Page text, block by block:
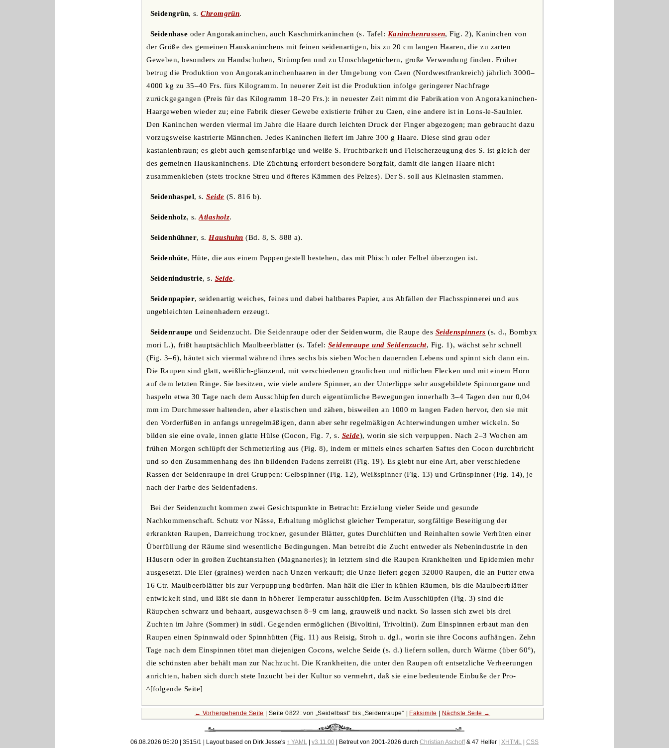
Seidengrün, s.Chromgrün.
Seidenhase oder Angorakaninchen, auch Kaschmirkaninchen (s. Tafel: Kaninchenrassen, Fig. 2), Kaninchen von
der Größe des gemeinen Hauskaninchens mit feinen seidenartigen, bis zu 20 cm langen Haaren, die zu zarten
Geweben, besonders zu Handschuhen, Strümpfen und zu Umschlagetüchern, große Verwendung finden. Früher
betrug die Produktion von Angorakaninchenhaaren in der Umgebung von Caen (Nordwestfrankreich) jährlich 3000‒
4000 kg zu 35‒40 Frs. fürs Kilogramm. In neuerer Zeit ist die Produktion infolge geringerer Nachfrage
zurückgegangen (Preis für das Kilogramm 18‒20 Frs.): in neuester Zeit nimmt die Fabrikation von Angorakaninchen-
Haargeweben wieder zu; eine Fabrik dieser Gewebe existierte früher zu Caen, eine andere ist in Lons-le-Saulnier.
Den Kaninchen werden viermal im Jahre die Haare durch leichten Druck der Finger abgezogen; man gebraucht dazu
vorzugsweise kastrierte Männchen. Jedes Kaninchen liefert im Jahre 300 g Haare. Diese sind grau oder
kastanienbraun; es giebt auch gemsenfarbige und weiße S. Fruchtbarkeit und Fleischerzeugung des S. ist gleich der
des gemeinen Hauskaninchens. Die Züchtung erfordert besondere Sorgfalt, damit die langen Haare nicht
zusammenkleben (stets trockne Streu und öfteres Kämmen des Pelzes). Der S. soll aus Kleinasien stammen.
Seidenhaspel, s.Seide (S. 816 b).
Seidenholz, s.Atlasholz.
Seidenhühner, s.Haushuhn (Bd. 8, S. 888 a).
Seidenhüte, Hüte, die aus einem Pappengestell bestehen, das mit Plüsch oder Felbel überzogen ist.
Seidenindustrie, s. Seide.
Seidenpapier, seidenartig weiches, feines und dabei haltbares Papier, aus Abfällen der Flachsspinnerei und aus
ungebleichten Leinenhadern erzeugt.
Seidenraupe und Seidenzucht. Die Seidenraupe oder der Seidenwurm, die Raupe des Seidenspinners (s. d., Bombyx
mori L.), frißt hauptsächlich Maulbeerblätter (s. Tafel: Seidenraupe und Seidenzucht, Fig. 1), wächst sehr schnell
(Fig. 3‒6), häutet sich viermal während ihres sechs bis sieben Wochen dauernden Lebens und spinnt sich dann ein.
Die Raupen sind glatt, weißlich-glänzend, mit verschiedenen graulichen und rötlichen Flecken und mit einem Horn
auf dem letzten Ringe. Sie besitzen, wie viele andere Spinner, an der Unterlippe sehr ausgebildete Spinnorgane und
haspeln etwa 30 Tage nach dem Ausschlüpfen durch eigentümliche Bewegungen innerhalb 3‒4 Tagen den nur 0,04
mm im Durchmesser haltenden, aber elastischen und zähen, bisweilen an 1000 m langen Faden hervor, den sie mit
den Vorderfüßen in anfangs unregelmäßigen, dann aber sehr regelmäßigen Achterwindungen umher wickeln. So
bilden sie eine ovale, innen glatte Hülse (Cocon, Fig. 7, s. Seide), worin sie sich verpuppen. Nach 2‒3 Wochen am
frühen Morgen schlüpft der Schmetterling aus (Fig. 8), indem er mittels eines scharfen Saftes den Cocon durchbricht
und so den Zusammenhang des ihn bildenden Fadens zerreißt (Fig. 19). Es giebt nur eine Art, aber verschiedene
Rassen der Seidenraupe in drei Gruppen: Gelbspinner (Fig. 12), Weißspinner (Fig. 13) und Grünspinner (Fig. 14), je
nach der Farbe des Seidenfadens.
Bei der Seidenzucht kommen zwei Gesichtspunkte in Betracht: Erzielung vieler Seide und gesunde
Nachkommenschaft. Schutz vor Nässe, Erhaltung möglichst gleicher Temperatur, sorgfältige Beseitigung der
erkrankten Raupen, Darreichung trockner, gesunder Blätter, gutes Durchlüften und Reinhalten sowie Verhüten einer
Überfüllung der Räume sind wesentliche Bedingungen. Man betreibt die Zucht entweder als Nebenindustrie in den
Häusern oder in großen Zuchtanstalten (Magnaneries); in letztern sind die Raupen Krankheiten und Epidemien mehr
ausgesetzt. Die Eier (graines) werden nach Unzen verkauft; die Unze liefert gegen 32000 Raupen, die an Futter etwa
16 Ctr. Maulbeerblätter bis zur Verpuppung bedürfen. Man hält die Eier in kühlen Räumen, bis die Maulbeerblätter
entwickelt sind, und läßt sie dann in höherer Temperatur ausschlüpfen. Beim Ausschlüpfen (Fig. 3) sind die
Räupchen schwarz und behaart, ausgewachsen 8‒9 cm lang, grauweiß und nackt. So lassen sich zwei bis drei
Zuchten im Jahre (Sommer) in südl. Gegenden ermöglichen (Bivoltini, Trivoltini). Zum Einspinnen erbaut man den
Raupen einen Spinnwald oder Spinnhütten (Fig. 11) aus Reisig, Stroh u. dgl., worin sie ihre Cocons aufhängen. Zehn
Tage nach dem Einspinnen tötet man diejenigen Cocons, welche Seide (s. d.) liefern sollen, durch Wärme (über 60°),
die schönsten aber behält man zur Nachzucht. Die Krankheiten, die unter den Raupen oft entsetzliche Verheerungen
anrichten, haben sich durch stete Inzucht bei der Kultur so vermehrt, daß sie eine bedeutende Einbuße der Pro-
^[folgende Seite]
← Vorhergehende Seite | Seite 0822: von Seidelbast bis Seidenraupe | Faksimile | Nächste Seite →
06.08.2026 05:20 | 3515/1 | Layout based on Dirk Jesse's ↑ YAML| v3.11.00 | Betreut von 2001-2026 durch Christian Aschoff& 47 Helfer | XHTML| CSS